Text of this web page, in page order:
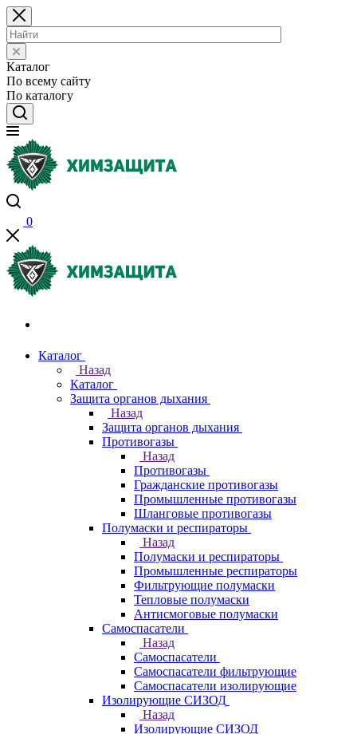
Каталог
По всему сайту
По каталогу
0
Каталог
Назад
Каталог
Защита органов дыхания
Назад
Защита органов дыхания
Противогазы
Назад
Противогазы
Гражданские противогазы
Промышленные противогазы
Шланговые противогазы
Полумаски и респираторы
Назад
Полумаски и респираторы
Промышленные респираторы
Фильтрующие полумаски
Тепловые полумаски
Антисмоговые полумаски
Самоспасатели
Назад
Самоспасатели
Самоспасатели фильтрующие
Самоспасатели изолирующие
Изолирующие СИЗОД
Назад
Изолирующие СИЗОД